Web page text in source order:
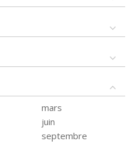
mars
juin
septembre